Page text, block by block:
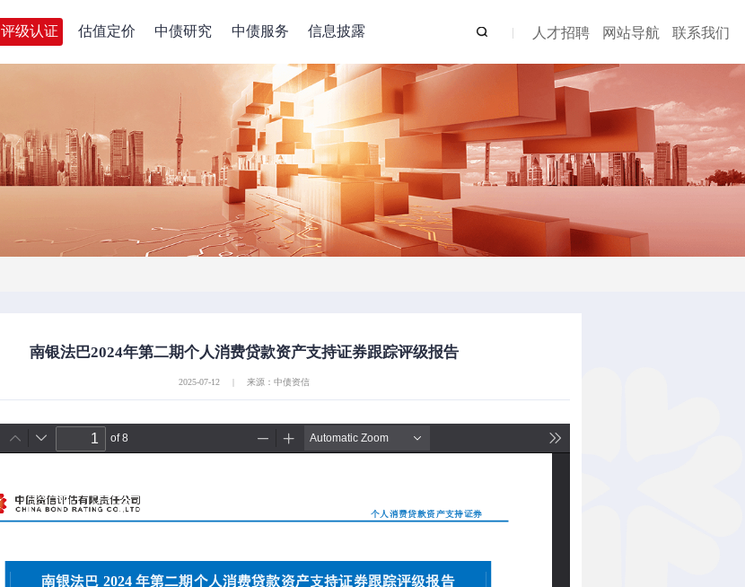
评级认证 估值定价 中债研究 中债服务 信息披露 人才招聘 网站导航 联系我们
南银法巴2024年第二期个人消费贷款资产支持证券跟踪评级报告
2025-07-12 | 来源：中债资信